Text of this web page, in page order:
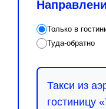
Только в
Туда-обратно
Такси из
гостиницу